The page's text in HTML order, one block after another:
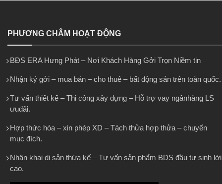
PHƯƠNG CHÂM HOẠT ĐỘNG
BĐS ERA Hưng Phát – Nơi Khách Hàng Gởi Trọn Niềm tin
Nhận ký gởi – mua bán – cho thuê – bất động sản trên toàn quốc.
Tư vấn thiết kế – Thi công xây dựng – Hỗ trợ vay ngânhàng LS
ưuđãi.
Hợp thức hóa – xin phép XD – Tách thửa hợp thửa – chuyển
mục đích.
Nhận khai di sản thừa kế – Tư vấn sản phẩm BDS đầu tư sinh lời
cao.